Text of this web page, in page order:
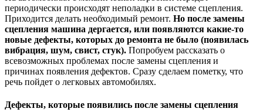
периодически происходят неполадки в системе сцепления.
Приходится делать необходимый ремонт. Но после замены
сцепления машина дергается, или появляются какие-то
новые дефекты, которых до ремонта не было (появилась
вибрация, шум, свист, стук). Попробуем рассказать о
всевозможных проблемах после замены сцепления и
причинах появления дефектов. Сразу сделаем пометку, что
речь пойдет о легковых автомобилях.
Дефекты, которые появились после замены сцепления